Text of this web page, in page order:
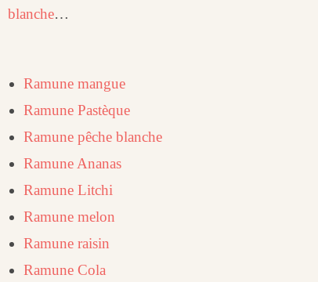
blanche…
Ramune mangue
Ramune Pastèque
Ramune pêche blanche
Ramune Ananas
Ramune Litchi
Ramune melon
Ramune raisin
Ramune Cola